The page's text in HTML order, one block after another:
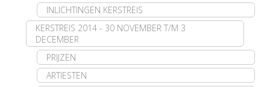
INLICHTINGEN KERSTREIS
KERSTREIS 2014 - 30 NOVEMBER T/M 3
DECEMBER
PRIJZEN
ARTIESTEN